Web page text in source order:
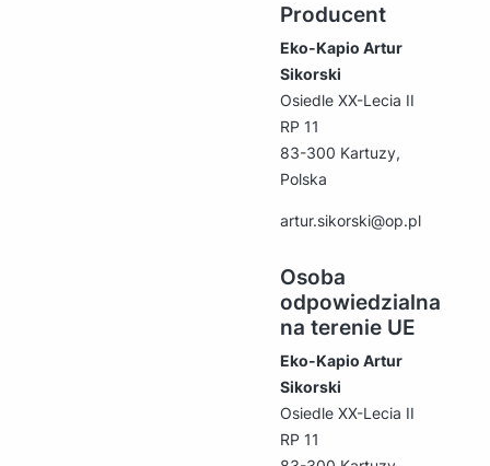
Producent
Eko-Kapio Artur
Sikorski
Osiedle XX-Lecia II
RP 11
83-300 Kartuzy,
Polska
artur.sikorski@op.pl
Osoba
odpowiedzialna
na terenie UE
Eko-Kapio Artur
Sikorski
Osiedle XX-Lecia II
RP 11